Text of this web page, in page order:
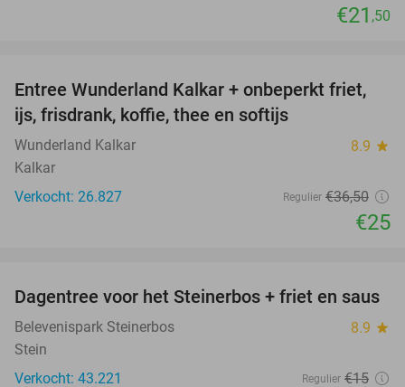
€21 ,50
32%
Entree Wunderland Kalkar + onbeperkt friet,
ijs, frisdrank, koffie, thee en softijs
Wunderland Kalkar 8.9 star
Kalkar
Verkocht: 26.827
Regulier €36,50
€25
37%
Dagentree voor het Steinerbos + friet en saus
Belevenispark Steinerbos 8.9 star
Stein
Verkocht: 43.221
Regulier €15